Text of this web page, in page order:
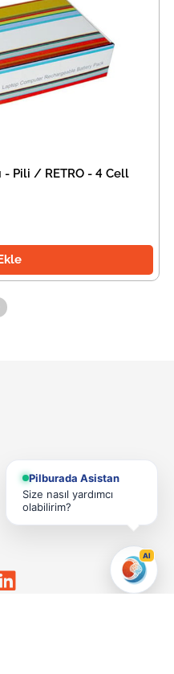
- Pili / RETRO - 4 Cell
Pilburada Asistan
Size nasıl yardımcı
olabilirim?
AI